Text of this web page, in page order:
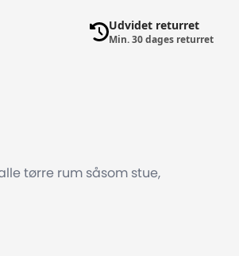
Udvidet returret
Min. 30 dages returret
tørre rum såsom stue,